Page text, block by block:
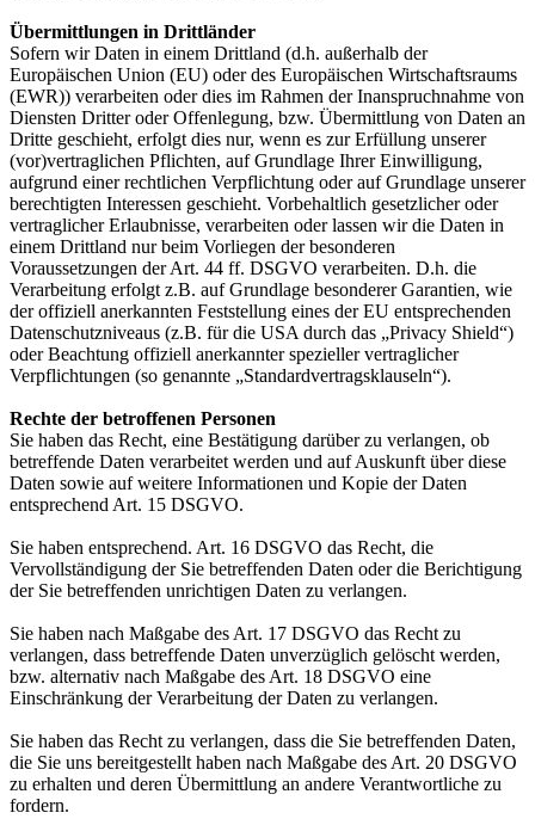
Übermittlungen in Drittländer
Sofern wir Daten in einem Drittland (d.h. außerhalb der
Europäischen Union (EU) oder des Europäischen Wirtschaftsraums
(EWR)) verarbeiten oder dies im Rahmen der Inanspruchnahme von
Diensten Dritter oder Offenlegung, bzw. Übermittlung von Daten an
Dritte geschieht, erfolgt dies nur, wenn es zur Erfüllung unserer
(vor)vertraglichen Pflichten, auf Grundlage Ihrer Einwilligung,
aufgrund einer rechtlichen Verpflichtung oder auf Grundlage unserer
berechtigten Interessen geschieht. Vorbehaltlich gesetzlicher oder
vertraglicher Erlaubnisse, verarbeiten oder lassen wir die Daten in
einem Drittland nur beim Vorliegen der besonderen
Voraussetzungen der Art. 44 ff. DSGVO verarbeiten. D.h. die
Verarbeitung erfolgt z.B. auf Grundlage besonderer Garantien, wie
der offiziell anerkannten Feststellung eines der EU entsprechenden
Datenschutzniveaus (z.B. für die USA durch das „Privacy Shield“)
oder Beachtung offiziell anerkannter spezieller vertraglicher
Verpflichtungen (so genannte „Standardvertragsklauseln“).
Rechte der betroffenen Personen
Sie haben das Recht, eine Bestätigung darüber zu verlangen, ob
betreffende Daten verarbeitet werden und auf Auskunft über diese
Daten sowie auf weitere Informationen und Kopie der Daten
entsprechend Art. 15 DSGVO.
Sie haben entsprechend. Art. 16 DSGVO das Recht, die
Vervollständigung der Sie betreffenden Daten oder die Berichtigung
der Sie betreffenden unrichtigen Daten zu verlangen.
Sie haben nach Maßgabe des Art. 17 DSGVO das Recht zu
verlangen, dass betreffende Daten unverzüglich gelöscht werden,
bzw. alternativ nach Maßgabe des Art. 18 DSGVO eine
Einschränkung der Verarbeitung der Daten zu verlangen.
Sie haben das Recht zu verlangen, dass die Sie betreffenden Daten,
die Sie uns bereitgestellt haben nach Maßgabe des Art. 20 DSGVO
zu erhalten und deren Übermittlung an andere Verantwortliche zu
fordern.